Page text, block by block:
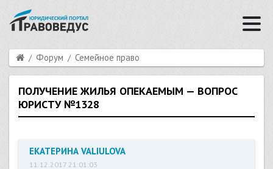
Форум Семейное право
ПОЛУЧЕНИЕ ЖИЛЬЯ ОПЕКАЕМЫМ — ВОПРОС
ЮРИСТУ №1328
ЕКАТЕРИНА VALIULOVA
11.12.2017 21:01:03